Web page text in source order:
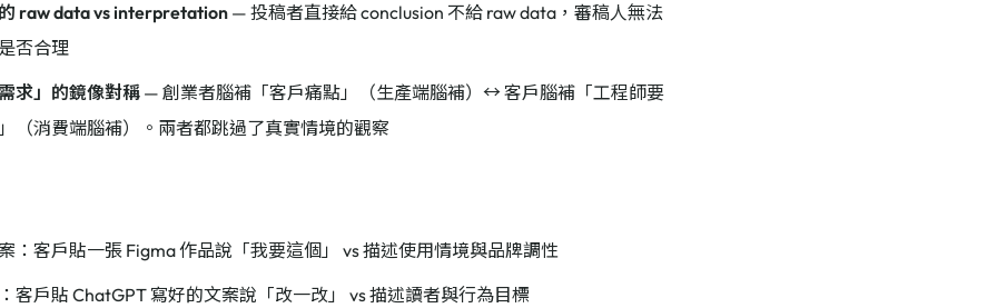
raw data vs interpretation — 投稿者直接給 conclusion 不給 raw data，審稿人無法
否合理
求」的鏡像對稱 — 創業者腦補「客戶痛點」（生產端腦補）↔ 客戶腦補「工程師要
（消費端腦補）。兩者都跳過了真實情境的觀察
：客戶貼一張 Figma 作品說「我要這個」 vs 描述使用情境與品牌調性
客戶貼 ChatGPT 寫好的文案說「改一改」 vs 描述讀者與行為目標